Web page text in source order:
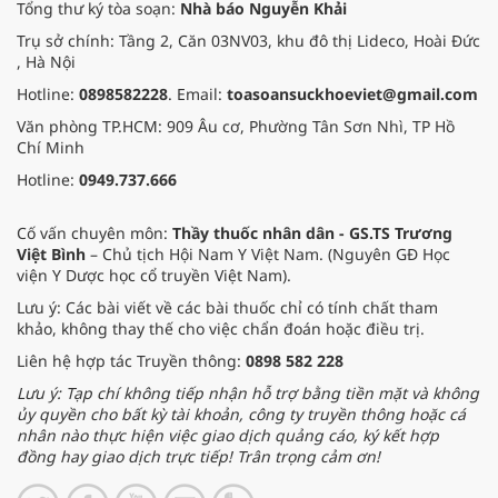
Tổng thư ký tòa soạn: Nhà báo Nguyễn Khải
Trụ sở chính: Tầng 2, Căn 03NV03, khu đô thị Lideco, Hoài Đức
, Hà Nội
Hotline: 0898582228. Email: toasoansuckhoeviet@gmail.com
Văn phòng TP.HCM: 909 Âu cơ, Phường Tân Sơn Nhì, TP Hồ
Chí Minh
Hotline: 0949.737.666
Cố vấn chuyên môn: Thầy thuốc nhân dân - GS.TS Trương
Việt Bình – Chủ tịch Hội Nam Y Việt Nam. (Nguyên GĐ Học
viện Y Dược học cổ truyền Việt Nam).
Lưu ý: Các bài viết về các bài thuốc chỉ có tính chất tham
khảo, không thay thế cho việc chẩn đoán hoặc điều trị.
Liên hệ hợp tác Truyền thông: 0898 582 228
Lưu ý: Tạp chí không tiếp nhận hỗ trợ bằng tiền mặt và không
ủy quyền cho bất kỳ tài khoản, công ty truyền thông hoặc cá
nhân nào thực hiện việc giao dịch quảng cáo, ký kết hợp
đồng hay giao dịch trực tiếp! Trân trọng cảm ơn!